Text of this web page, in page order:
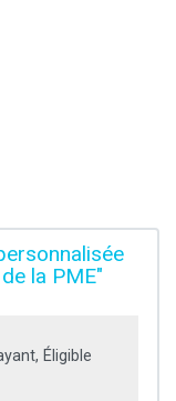
la PME"
Éligible